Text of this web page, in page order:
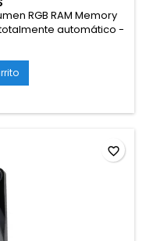
RGB RAM Memory
automático -
doble cara - Negro
favorite_border